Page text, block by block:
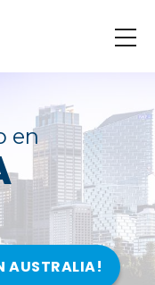
en
AUSTRALIA!